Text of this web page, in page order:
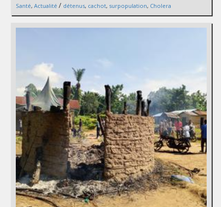
Santé, Actualité / détenus, cachot, surpopulation, Cholera